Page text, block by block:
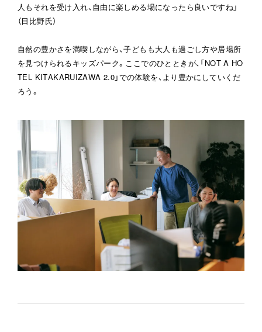
人もそれを受け入れ、自由に楽しめる場になったら良いですね」
（日比野氏）
自然の豊かさを満喫しながら、子どもも大人も過ごし方や居場所
を見つけられるキッズパーク。ここでのひとときが、「NOT A HO
TEL KITAKARUIZAWA 2.0」での体験を、より豊かにしていくだ
ろう。